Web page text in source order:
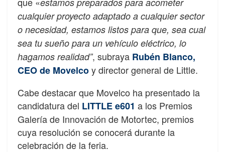
cualquier proyecto adaptado a cualquier sector
o necesidad, estamos listos para que, sea cual
sea tu sueño para un vehículo eléctrico, lo
hagamos realidad”, subraya Rubén Blanco,
CEO de Movelcoy director general de Little.
Cabe destacar que Movelco ha presentado la
candidatura del LITTLE e601 a los Premios
Galería de Innovación de Motortec, premios
cuya resolución se conocerá durante la
celebración de la feria.